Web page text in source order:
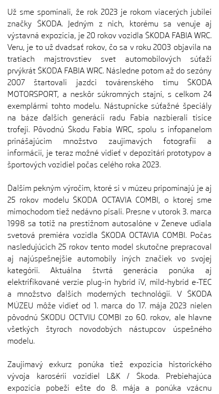
Už sme spomínali, že rok 2023 je rokom viacerých jubileí
značky ŠKODA. Jedným z nich, ktorému sa venuje aj
výstavná expozícia, je 20 rokov vozidla ŠKODA FABIA WRC.
Veru, je to už dvadsať rokov, čo sa v roku 2003 objavila na
tratiach majstrovstiev svet automobilových súťaží
prvýkrát ŠKODA FABIA WRC. Následne potom až do sezóny
2007 štartovali jazdci továrenského tímu ŠKODA
MOTORSPORT, a neskôr súkromných stajní, s celkom 24
exemplármi tohto modelu. Nástupnícke súťažné špeciály
na báze ďalších generácií radu Fabia nazbierali tisíce
trofejí. Pôvodnú Škodu Fabia WRC, spolu s infopanelom
prinášajúcim množstvo zaujímavých fotografií a
informácií, je teraz možné vidieť v depozitári prototypov a
športových vozidiel počas celého roka 2023.
Ďalším pekným výročím, ktoré si v múzeu pripomínajú je aj
25 rokov modelu ŠKODA OCTAVIA COMBI, o ktorej sme
mimochodom tiež nedávno písali. Presne v utorok 3. marca
1998 sa totiž na prestížnom autosalóne v Ženeve udiala
svetová premiéra vozidla ŠKODA OCTAVIA COMBI. Počas
nasledujúcich 25 rokov tento model skutočne prepracoval
aj najúspešnejšie automobily iných značiek vo svojej
kategórii. Aktuálna štvrtá generácia ponúka aj
elektrifikované verzie plug-in hybrid iV, mild-hybrid e-TEC
a množstvo ďalších moderných technológií. V ŠKODA
MÚZEU môže vidieť od 1. marca do 17. mája 2023 nielen
pôvodnú ŠKODU OCTVIU COMBI zo 60. rokov, ale hlavne
všetkých štyroch novodobých nástupcov úspešného
modelu.
Zaujímavý exkurz ponúka tiež expozícia historického
vývoja karosérií vozidiel L&K / Škoda. Prebiehajúca
expozícia pobeží ešte do 8. mája a ponúka vzácnu